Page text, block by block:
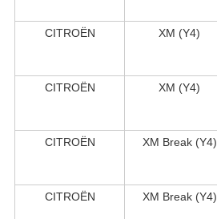
CITROËN
XM (Y4)
CITROËN
XM (Y4)
CITROËN
XM Break (Y4)
CITROËN
XM Break (Y4)